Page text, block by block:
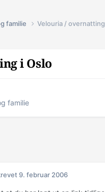
familie Velouria /
i Oslo
familie
9. februar 2006